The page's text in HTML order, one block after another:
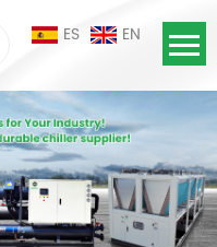
ES EN